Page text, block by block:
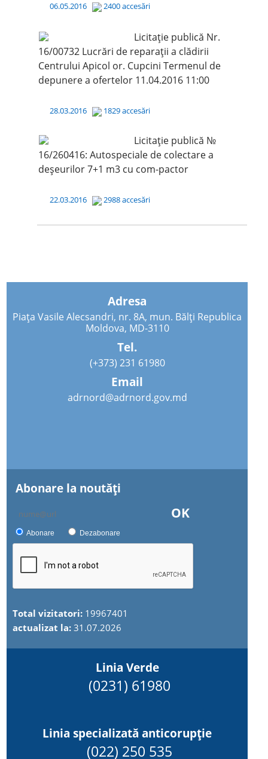
06.05.2016 2400 accesări
Licitaţie publică Nr.
16/00732 Lucrări de reparații a clădirii
Centrului Apicol or. Cupcini Termenul de
depunere a ofertelor 11.04.2016 11:00
28.03.2016 1829 accesări
Licitaţie publică №
16/260416: Autospeciale de colectare a
deșeurilor 7+1 m3 cu com-pactor
22.03.2016 2988 accesări
Adresa
Piața Vasile Alecsandri, nr. 8A, mun. Bălți Republica
Moldova, MD-3110
Tel.
(+373) 231 61980
Email
adrnord@adrnord.gov.md
Abonare la noutăţi
OK
Abonare Dezabonare
Total vizitatori: 19967401
actualizat la:31.07.2026
Linia Verde
(0231) 61980
Linia specializată anticorupție
(022) 250 535